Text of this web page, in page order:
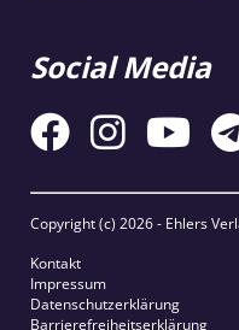
Social Media
Copyright (c) 2026 - Ehlers
Kontakt
Impressum
Datenschutzerklärung
Barrierefreiheitserklärung